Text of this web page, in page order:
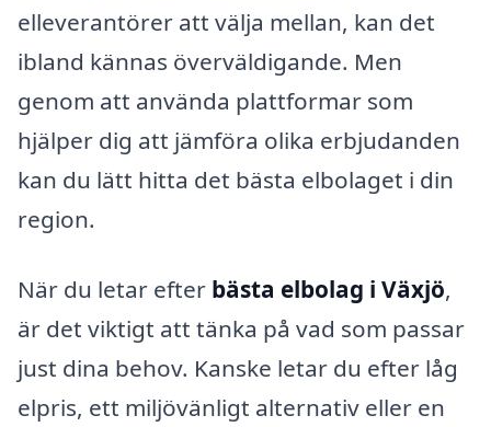
elleverantörer att välja mellan, kan det
ibland kännas överväldigande. Men
genom att använda plattformar som
hjälper dig att jämföra olika erbjudanden
kan du lätt hitta det bästa elbolaget i din
region.
När du letar efter bästa elbolag i Växjö,
är det viktigt att tänka på vad som passar
just dina behov. Kanske letar du efter låg
elpris, ett miljövänligt alternativ eller en